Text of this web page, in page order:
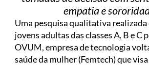
empatia e
Uma pesquisa qualitativa realizada
jovens adultas das classes A, B e C
OVUM, empresa de tecnologia
saúde da mulher (Femtech) que